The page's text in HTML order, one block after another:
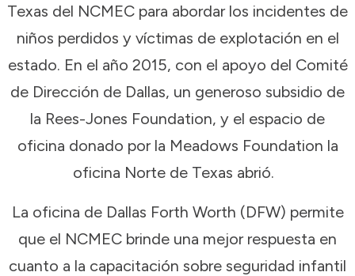
Texas del NCMEC para abordar los incidentes de
niños perdidos y víctimas de explotación en el
estado. En el año 2015, con el apoyo del Comité
de Dirección de Dallas, un generoso subsidio de
la Rees-Jones Foundation, y el espacio de
oficina donado por la Meadows Foundation la
oficina Norte de Texas abrió.
La oficina de Dallas Forth Worth (DFW) permite
que el NCMEC brinde una mejor respuesta en
cuanto a la capacitación sobre seguridad infantil